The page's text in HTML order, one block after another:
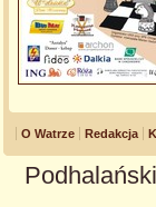
O Watrze Redakcja